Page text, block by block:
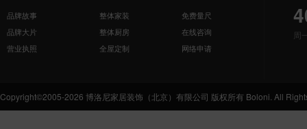
品牌故事
品牌大片
营业执照
整体家装
整体厨房
全屋定制
免费量尺
在线咨询
网络申请
周
Copyright©2005-2026 博洛尼家居装饰（北京）有限公司 版权所有 Boloni. All